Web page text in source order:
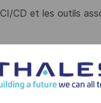
CD et les outils
(IAM,